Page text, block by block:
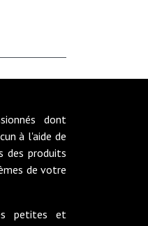
dont
à l'aide de
des produits
de votre
petites et